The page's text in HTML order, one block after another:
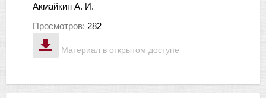
Материал в открытом доступе
Акмайкин А. И.
Просмотров: 282